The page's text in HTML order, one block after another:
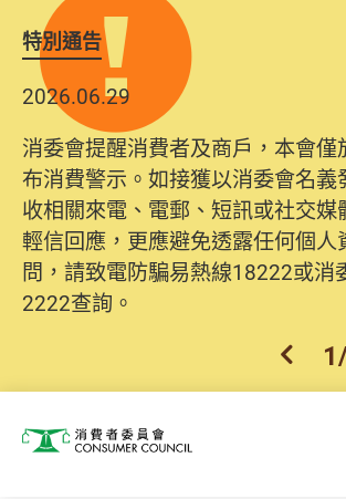
特別通告
2026.06.29
消委會提醒消費者及商戶，本會僅
布消費警示。如接獲以消委會名義
收相關來電、電郵、短訊或社交媒
輕信回應，更應避免透露任何個人
問，請致電防騙易熱線18222或消
2222查詢。
上一
1
消費者委員會